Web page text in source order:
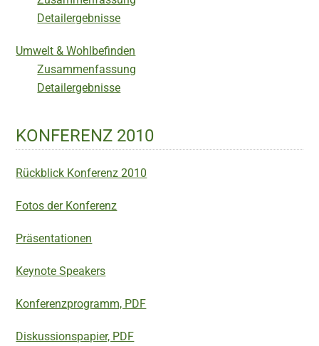
Detailergebnisse
Umwelt & Wohlbefinden
Zusammenfassung
Detailergebnisse
KONFERENZ 2010
Rückblick Konferenz 2010
Fotos der Konferenz
Präsentationen
Keynote Speakers
Konferenzprogramm, PDF
Diskussionspapier, PDF